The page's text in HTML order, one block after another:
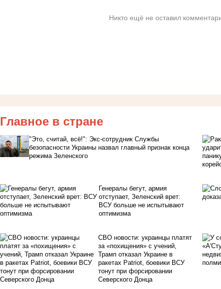
Никто ещё не оставил
Главное в стране
"Это, считай, всё!": Экс-сотрудник Службы
безопасности Украины назвал главный признак конца
режима Зеленского
Генералы бегут, армия
отступает, Зеленский врет:
ВСУ больше не испытывают
оптимизма
СВО новости: украинцы платят
за «похищения» с учений,
Трамп отказал Украине в
ракетах Patriot, боевики ВСУ
тонут при форсировании
Северского Донца